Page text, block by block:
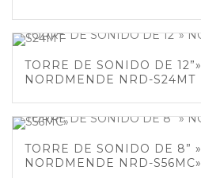
TORRE DE SONIDO DE 12”»
NORDMENDE NRD-S24MT
TORRE DE SONIDO DE 8” »
NORDMENDE NRD-S56MC»